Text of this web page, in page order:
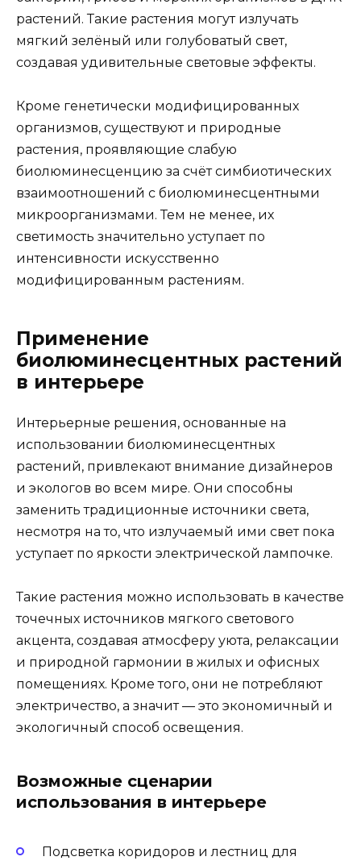
растений. Такие растения могут излучать
мягкий зелёный или голубоватый свет,
создавая удивительные световые эффекты.
Кроме генетически модифицированных
организмов, существуют и природные
растения, проявляющие слабую
биолюминесценцию за счёт симбиотических
взаимоотношений с биолюминесцентными
микроорганизмами. Тем не менее, их
светимость значительно уступает по
интенсивности искусственно
модифицированным растениям.
Применение
биолюминесцентных растений
в интерьере
Интерьерные решения, основанные на
использовании биолюминесцентных
растений, привлекают внимание дизайнеров
и экологов во всем мире. Они способны
заменить традиционные источники света,
несмотря на то, что излучаемый ими свет пока
уступает по яркости электрической лампочке.
Такие растения можно использовать в качестве
точечных источников мягкого светового
акцента, создавая атмосферу уюта, релаксации
и природной гармонии в жилых и офисных
помещениях. Кроме того, они не потребляют
электричество, а значит — это экономичный и
экологичный способ освещения.
Возможные сценарии
использования в интерьере
Подсветка коридоров и лестниц для